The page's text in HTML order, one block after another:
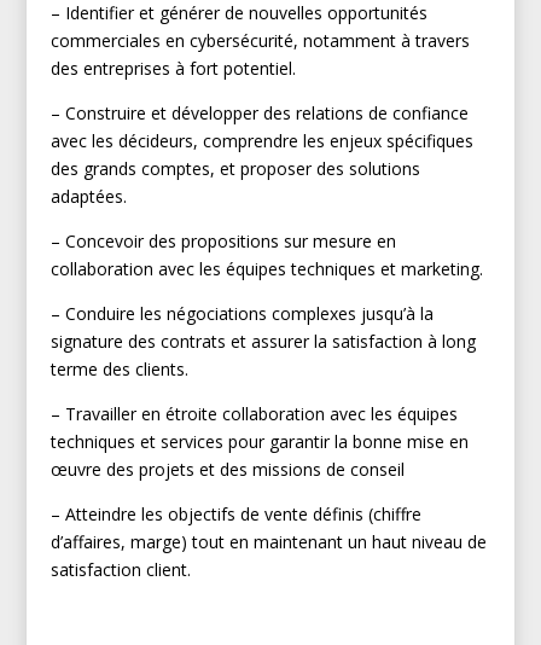
– Identifier et générer de nouvelles opportunités
commerciales en cybersécurité, notamment à travers
des entreprises à fort potentiel.
– Construire et développer des relations de confiance
avec les décideurs, comprendre les enjeux spécifiques
des grands comptes, et proposer des solutions
adaptées.
– Concevoir des propositions sur mesure en
collaboration avec les équipes techniques et marketing.
– Conduire les négociations complexes jusqu’à la
signature des contrats et assurer la satisfaction à long
terme des clients.
– Travailler en étroite collaboration avec les équipes
techniques et services pour garantir la bonne mise en
œuvre des projets et des missions de conseil
– Atteindre les objectifs de vente définis (chiffre
d’affaires, marge) tout en maintenant un haut niveau de
satisfaction client.